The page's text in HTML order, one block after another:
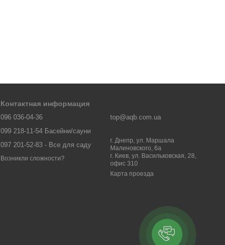
Контактная информация
096 036-04-36
099 218-11-54 Басейни/сауни
097 201-52-83 - Все для саду
Возникли сложности?
top@aqb.com.ua
г. Днепр, ул. Маршала
Малиновского, 6а
г. Киев, ул. Васильковская, 28,
офис 310
Карта проезда